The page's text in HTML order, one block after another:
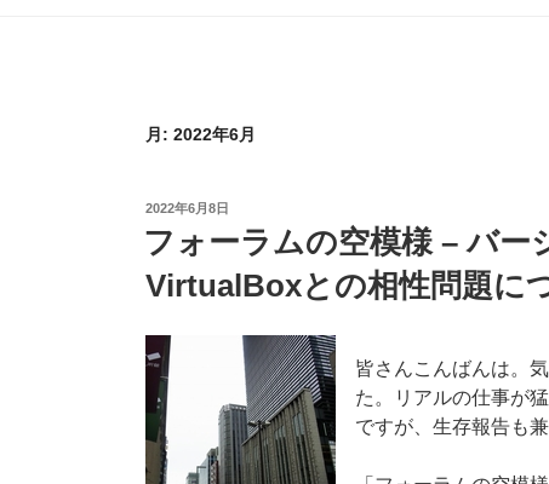
月: 2022年6月
投
日:
2022年6月8日
フォーラムの空模様 – バー
VirtualBoxとの相性問題に
皆さんこんばんは。
た。リアルの仕事が
ですが、生存報告も